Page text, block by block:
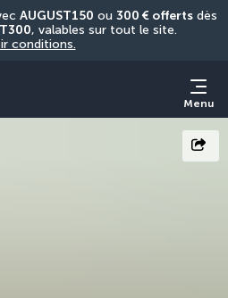
AUGUST150 ou 300 € offerts dès
conditions.
Menu